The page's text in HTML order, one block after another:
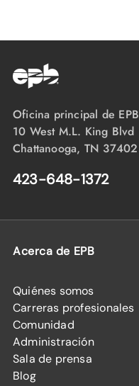
Oficina principal de EPB
10 West M.L. King Blvd
Chattanooga, TN 37402
423-648-1372
Acerca de EPB
Quiénes somos
Carreras profesionales
Comunidad
Administración
Sala de prensa
Blog